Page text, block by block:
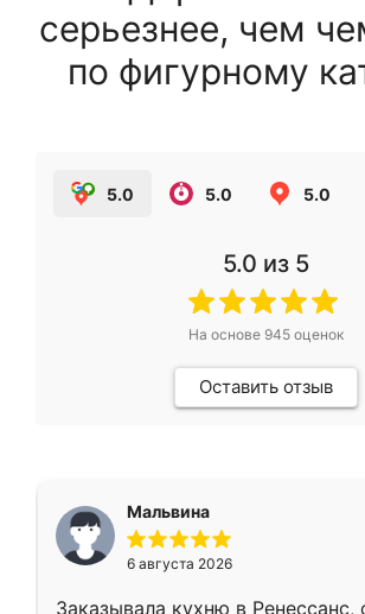
серьезнее, чем
по фигурному
5.0 5.0 5.0
5.0 из 5
На основе 945оценок
Оставить отзыв
Мальвина
6 августа 2026
Заказывала кухню в Ренессанс,